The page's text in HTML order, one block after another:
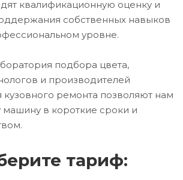
квалификационную оценку и
собственных навыков
уровне.
подбора цвета,
и производителей
кузовного ремонта позволяют нам
машину в короткие сроки и
тариф: